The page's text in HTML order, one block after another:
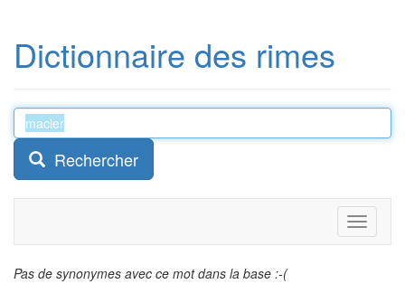
Dictionnaire des rimes
Rechercher
Toggle
Pas de synonymes avec ce mot dans la base :-(